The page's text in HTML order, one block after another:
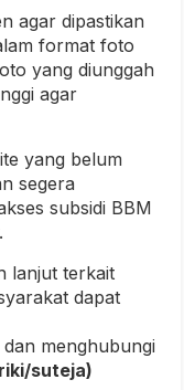
agar dipastikan
format foto
yang diunggah
agar
yang belum
segera
subsidi BBM
lanjut terkait
dapat
menghubungi
suteja)